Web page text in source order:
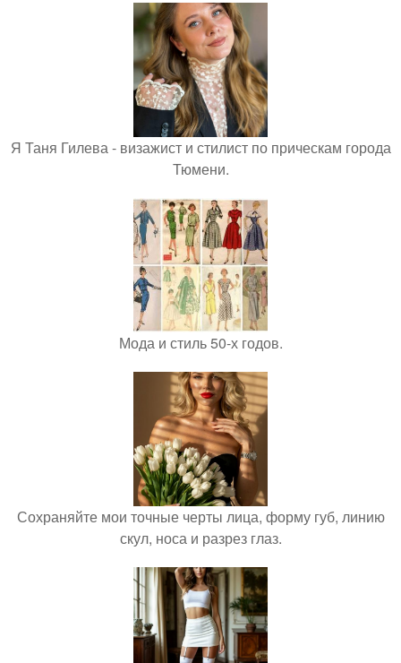
Я Таня Гилева - визажист и стилист по прическам города
Тюмени.
Мода и стиль 50-х годов.
Сохраняйте мои точные черты лица, форму губ, линию
скул, носа и разрез глаз.